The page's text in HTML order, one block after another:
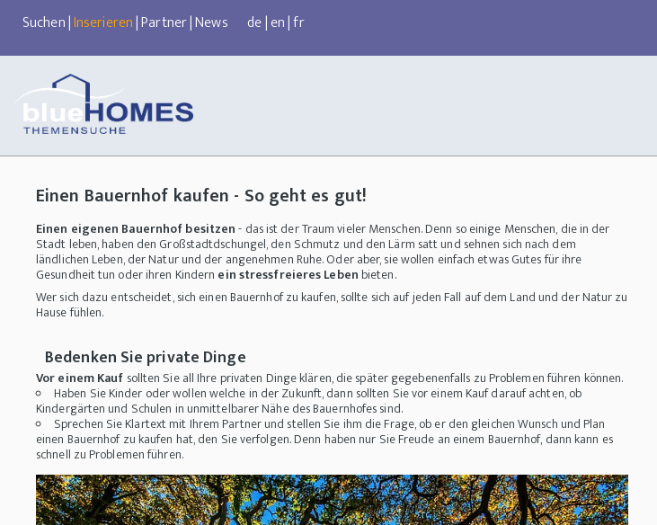
Suchen|Inserieren|Partner|News de|en|fr
Einen Bauernhof kaufen - So geht es gut!
Einen eigenen Bauernhof besitzen- das ist der Traum vieler Menschen. Denn so einige Menschen, die in der
Stadt leben, haben den Großstadtdschungel, den Schmutz und den Lärm satt und sehnen sich nach dem
ländlichen Leben, der Natur und der angenehmen Ruhe. Oder aber, sie wollen einfach etwas Gutes für ihre
Gesundheit tun oder ihren Kindern ein stressfreieres Leben bieten.
Wer sich dazu entscheidet, sich einen Bauernhof zu kaufen, sollte sich auf jeden Fall auf dem Land und der Natur zu
Hause fühlen.
Bedenken Sie private Dinge
Vor einem Kauf sollten Sie all Ihre privaten Dinge klären, die später gegebenenfalls zu Problemen führen können.
Haben Sie Kinder oder wollen welche in der Zukunft, dann sollten Sie vor einem Kauf darauf achten, ob
Kindergärten und Schulen in unmittelbarer Nähe des Bauernhofes sind.
Sprechen Sie Klartext mit Ihrem Partner und stellen Sie ihm die Frage, ob er den gleichen Wunsch und Plan
einen Bauernhof zu kaufen hat, den Sie verfolgen. Denn haben nur Sie Freude an einem Bauernhof, dann kann es
schnell zu Problemen führen.